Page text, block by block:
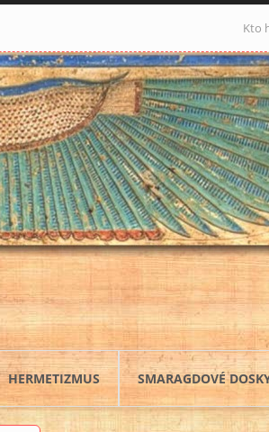
HERMETIZMUS SMARAGDOVÉ